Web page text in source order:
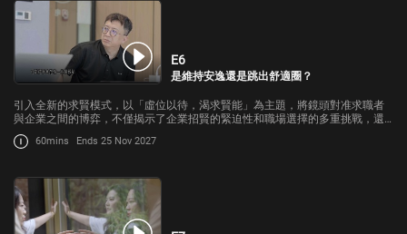
E6
是維持安逸還是跳出舒適圈？
引入全新的求賢模式，以「虛位以待，渴求賢能」為主題，將鏡頭對准求職者
與企業之間的博弈，不僅揭示了企業招賢的緊迫性和職場選擇的多重挑戰，還
將呈現出職場背後不為人知的故事。
60mins Ends 25 Nov 2027